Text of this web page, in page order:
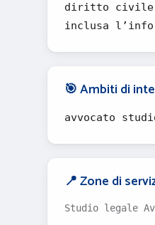
diritto civile
inclusa
🎯 Ambiti di
avvocato
📍 Zone di
Studio legale